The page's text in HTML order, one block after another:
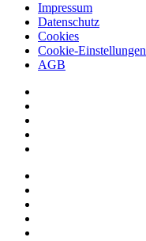
Impressum
Datenschutz
Cookies
Cookie-Einstellungen
AGB